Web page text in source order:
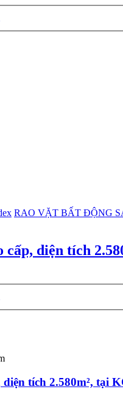
RAO VẶT BẤT ĐỘNG
cấp, diện tích
tích 2.580m², tại